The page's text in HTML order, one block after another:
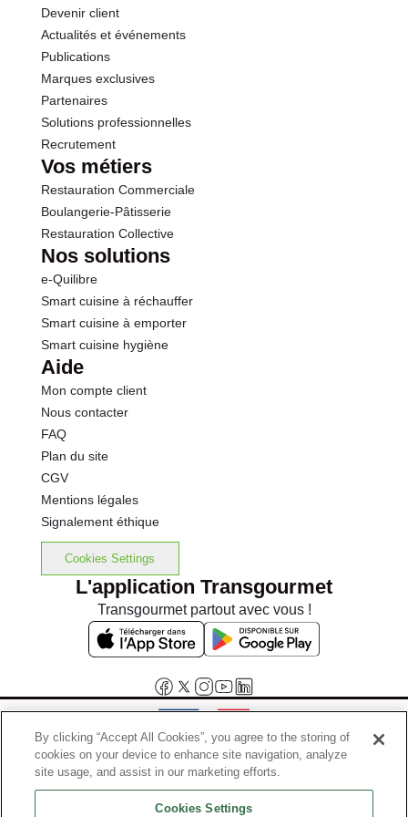
Sel
Calcium
Devenir client
Actualités et événements
Publications
Marques exclusives
Partenaires
Solutions professionnelles
Recrutement
Vos métiers
Restauration Commerciale
Boulangerie-Pâtisserie
Restauration Collective
Nos solutions
e-Quilibre
Smart cuisine à réchauffer
Smart cuisine à emporter
Smart cuisine hygiène
Aide
Mon compte client
Nous contacter
FAQ
Plan du site
CGV
Mentions légales
Signalement éthique
Cookies Settings
L'application Transgourmet
Transgourmet partout avec vous !
Interdiction de vente de boissons alcooliques aux mineurs de
moins de 18 ans
By clicking “Accept All Cookies”, you agree to the storing of
cookies on your device to enhance site navigation, analyze
site usage, and assist in our marketing efforts.
Cookies Settings